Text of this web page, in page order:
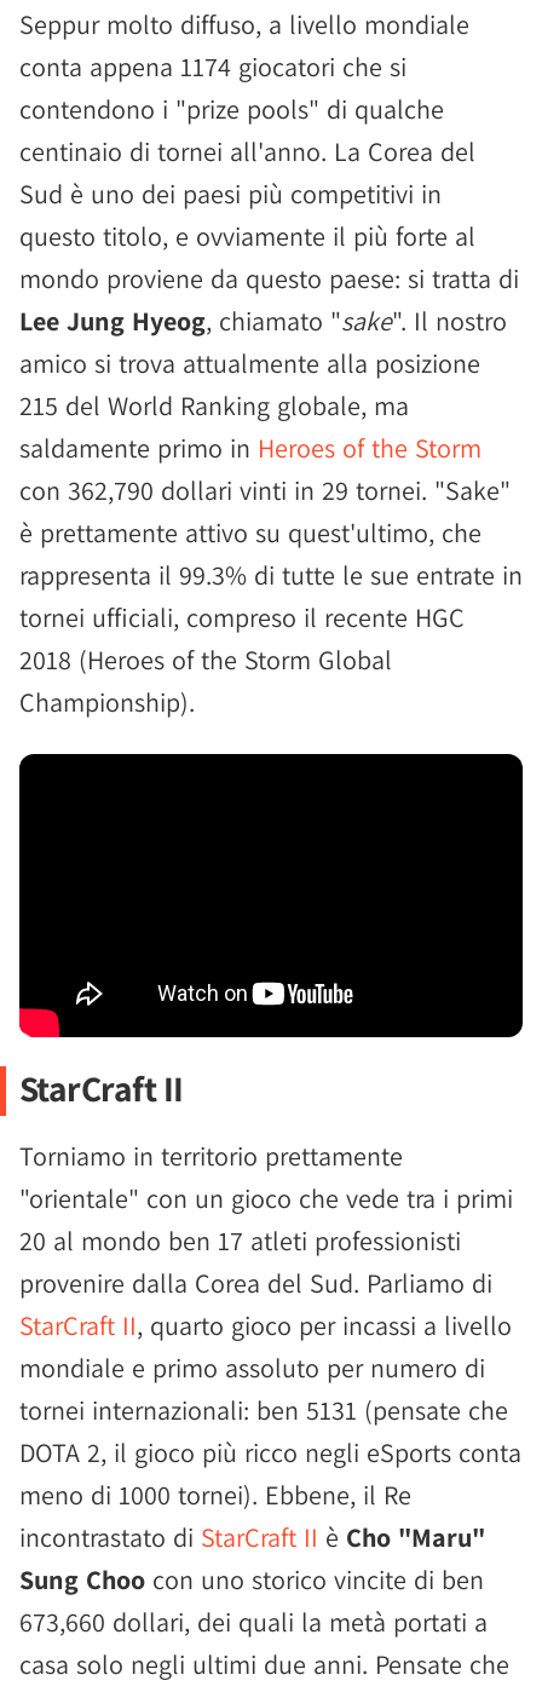
Seppur molto diffuso, a livello mondiale
conta appena 1174 giocatori che si
contendono i "prize pools" di qualche
centinaio di tornei all'anno. La Corea del
Sud è uno dei paesi più competitivi in
questo titolo, e ovviamente il più forte al
mondo proviene da questo paese: si tratta di
Lee Jung Hyeog, chiamato "sake". Il nostro
amico si trova attualmente alla posizione
215 del World Ranking globale, ma
saldamente primo in Heroes of the Storm
con 362,790 dollari vinti in 29 tornei. "Sake"
è prettamente attivo su quest'ultimo, che
rappresenta il 99.3% di tutte le sue entrate in
tornei ufficiali, compreso il recente HGC
2018 (Heroes of the Storm Global
Championship).
StarCraft II
Torniamo in territorio prettamente
"orientale" con un gioco che vede tra i primi
20 al mondo ben 17 atleti professionisti
provenire dalla Corea del Sud. Parliamo di
StarCraft II, quarto gioco per incassi a livello
mondiale e primo assoluto per numero di
tornei internazionali: ben 5131 (pensate che
DOTA 2, il gioco più ricco negli eSports conta
meno di 1000 tornei). Ebbene, il Re
incontrastato di StarCraft II è Cho "Maru"
Sung Choo con uno storico vincite di ben
673,660 dollari, dei quali la metà portati a
casa solo negli ultimi due anni. Pensate che